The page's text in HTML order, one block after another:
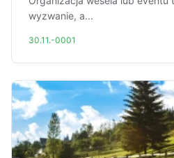
wyzwanie, a...
30.11.-0001